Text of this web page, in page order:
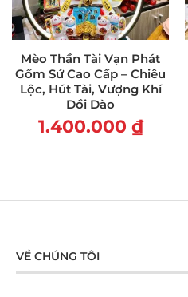
Mèo Thần Tài Vạn Phát
Gốm Sứ Cao Cấp – Chiêu
Lộc, Hút Tài, Vượng Khí
Dồi Dào
1.400.000 ₫
VỀ CHÚNG TÔI